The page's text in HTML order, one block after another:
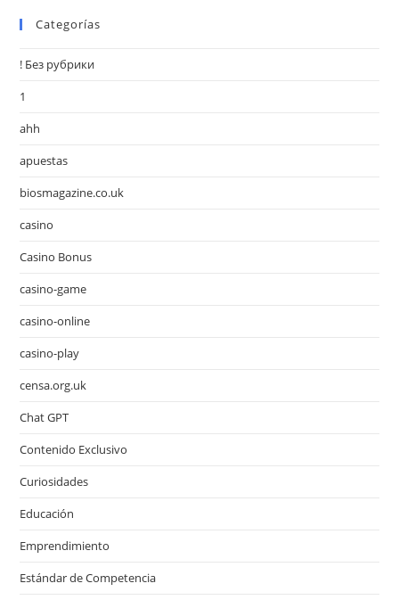
Categorías
! Без рубрики
1
ahh
apuestas
biosmagazine.co.uk
casino
Casino Bonus
casino-game
casino-online
casino-play
censa.org.uk
Chat GPT
Contenido Exclusivo
Curiosidades
Educación
Emprendimiento
Estándar de Competencia